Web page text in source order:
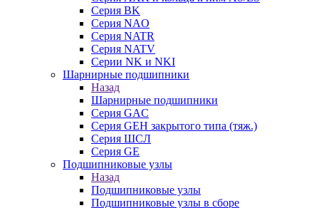
Серия BK
Серия NAO
Серия NATR
Серия NATV
Серии NK и NKI
Шарнирные подшипники
Назад
Шарнирные подшипники
Серия GAC
Серия GEH закрытого типа (тяж.)
Серия ШСЛ
Серия GE
Подшипниковые узлы
Назад
Подшипниковые узлы
Подшипниковые узлы в сборе